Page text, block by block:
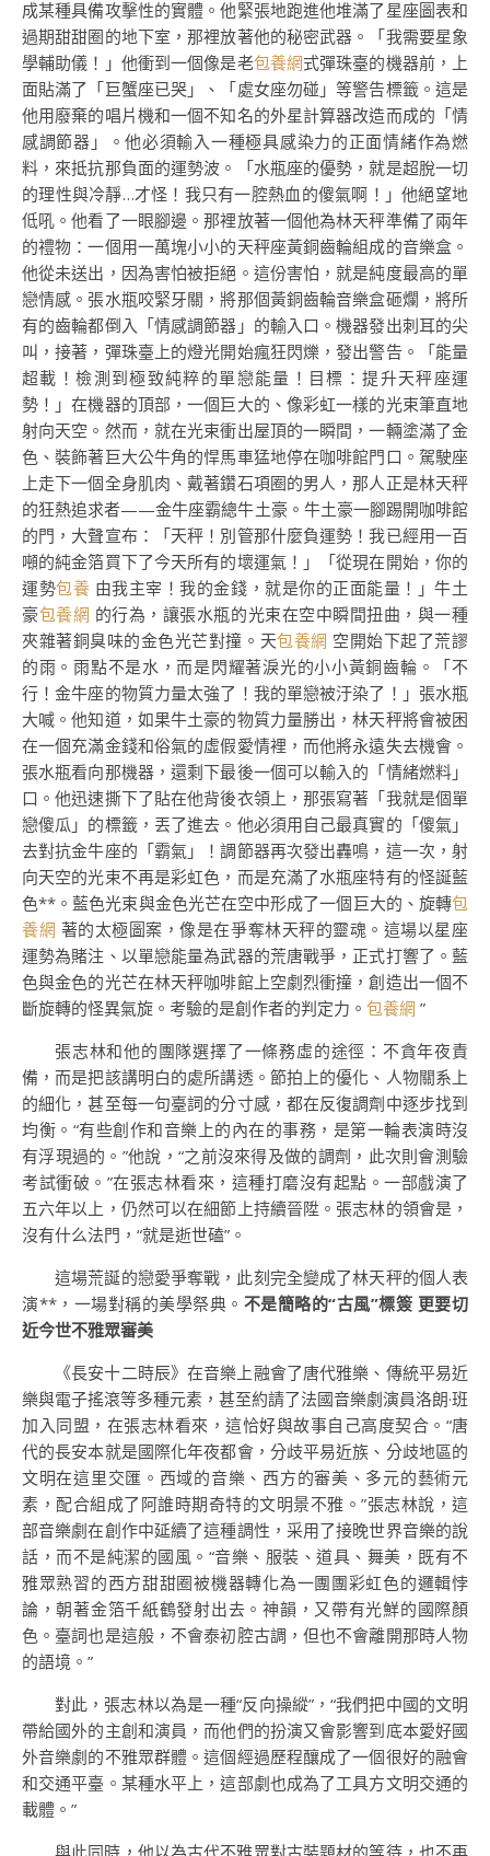
成某種具備攻擊性的實體。他緊張地跑進他堆滿了星座圖表和
過期甜甜圈的地下室，那裡放著他的秘密武器。「我需要星象
學輔助儀！」他衝到一個像是老包養網式彈珠臺的機器前，上
面貼滿了「巨蟹座已哭」、「處女座勿碰」等警告標籤。這是
他用廢棄的唱片機和一個不知名的外星計算器改造而成的「情
感調節器」。他必須輸入一種極具感染力的正面情緒作為燃
料，來抵抗那負面的運勢波。「水瓶座的優勢，就是超脫一切
的理性與冷靜…才怪！我只有一腔熱血的傻氣啊！」他絕望地
低吼。他看了一眼腳邊。那裡放著一個他為林天秤準備了兩年
的禮物：一個用一萬塊小小的天秤座黃銅齒輪組成的音樂盒。
他從未送出，因為害怕被拒絕。這份害怕，就是純度最高的單
戀情感。張水瓶咬緊牙關，將那個黃銅齒輪音樂盒砸爛，將所
有的齒輪都倒入「情感調節器」的輸入口。機器發出刺耳的尖
叫，接著，彈珠臺上的燈光開始瘋狂閃爍，發出警告。「能量
超載！檢測到極致純粹的單戀能量！目標：提升天秤座運
勢！」在機器的頂部，一個巨大的、像彩虹一樣的光束筆直地
射向天空。然而，就在光束衝出屋頂的一瞬間，一輛塗滿了金
色、裝飾著巨大公牛角的悍馬車猛地停在咖啡館門口。駕駛座
上走下一個全身肌肉、戴著鑽石項圈的男人，那人正是林天秤
的狂熱追求者——金牛座霸總牛土豪。牛土豪一腳踢開咖啡館
的門，大聲宣布：「天秤！別管那什麼負運勢！我已經用一百
噸的純金箔買下了今天所有的壞運氣！」「從現在開始，你的
運勢包養 由我主宰！我的金錢，就是你的正面能量！」牛土
豪包養網 的行為，讓張水瓶的光束在空中瞬間扭曲，與一種
夾雜著銅臭味的金色光芒對撞。天包養網 空開始下起了荒謬
的雨。雨點不是水，而是閃耀著淚光的小小黃銅齒輪。「不
行！金牛座的物質力量太強了！我的單戀被汙染了！」張水瓶
大喊。他知道，如果牛土豪的物質力量勝出，林天秤將會被困
在一個充滿金錢和俗氣的虛假愛情裡，而他將永遠失去機會。
張水瓶看向那機器，還剩下最後一個可以輸入的「情緒燃料」
口。他迅速撕下了貼在他背後衣領上，那張寫著「我就是個單
戀傻瓜」的標籤，丟了進去。他必須用自己最真實的「傻氣」
去對抗金牛座的「霸氣」！調節器再次發出轟鳴，這一次，射
向天空的光束不再是彩虹色，而是充滿了水瓶座特有的怪誕藍
色**。藍色光束與金色光芒在空中形成了一個巨大的、旋轉包
養網 著的太極圖案，像是在爭奪林天秤的靈魂。這場以星座
運勢為賭注、以單戀能量為武器的荒唐戰爭，正式打響了。藍
色與金色的光芒在林天秤咖啡館上空劇烈衝撞，創造出一個不
斷旋轉的怪異氣旋。考驗的是創作者的判定力。 包養網 ”
張志林和他的團隊選擇了一條務虛的途徑：不貪年夜責
備，而是把該講明白的處所講透。節拍上的優化、人物關系上
的細化，甚至每一句臺詞的分寸感，都在反復調劑中逐步找到
均衡。“有些創作和音樂上的內在的事務，是第一輪表演時沒
有浮現過的。”他說，“之前沒來得及做的調劑，此次則會測驗
考試衝破。”在張志林看來，這種打磨沒有起點。一部戲演了
五六年以上，仍然可以在細節上持續晉陞。張志林的領會是，
沒有什么法門，“就是逝世磕”。
這場荒誕的戀愛爭奪戰，此刻完全變成了林天秤的個人表
演**，一場對稱的美學祭典。 不是簡略的“古風”標簽 更要切
近今世不雅眾審美
《長安十二時辰》在音樂上融會了唐代雅樂、傳統平易近
樂與電子搖滾等多種元素，甚至約請了法國音樂劇演員洛朗·班
加入同盟，在張志林看來，這恰好與故事自己高度契合。“唐
代的長安本就是國際化年夜都會，分歧平易近族、分歧地區的
文明在這里交匯。西域的音樂、西方的審美、多元的藝術元
素，配合組成了阿誰時期奇特的文明景不雅。”張志林說，這
部音樂劇在創作中延續了這種調性，采用了接晚世界音樂的說
話，而不是純潔的國風。“音樂、服裝、道具、舞美，既有不
雅眾熟習的西方甜甜圈被機器轉化為一團團彩虹色的邏輯悖
論，朝著金箔千紙鶴發射出去。神韻，又帶有光鮮的國際顏
色。臺詞也是這般，不會泰初腔古調，但也不會離開那時人物
的語境。”
對此，張志林以為是一種“反向操縱”，“我們把中國的文明
帶給國外的主創和演員，而他們的扮演又會影響到底本愛好國
外音樂劇的不雅眾群體。這個經過歷程釀成了一個很好的融會
和交通平臺。某種水平上，這部劇也成為了工具方文明交通的
載體。”
與此同時，他以為古代不雅眾對古裝題材的等待，也不再